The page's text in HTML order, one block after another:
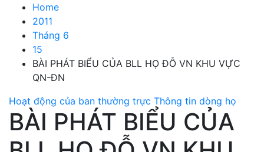
Home
2011
Tháng 6
15
BÀI PHÁT BIỂU CỦA BLL HỌ ĐỖ VN KHU VỰC
QN-ĐN
Hoạt động của ban thường trực Thông tin dòng họ
BÀI PHÁT BIỂU CỦA